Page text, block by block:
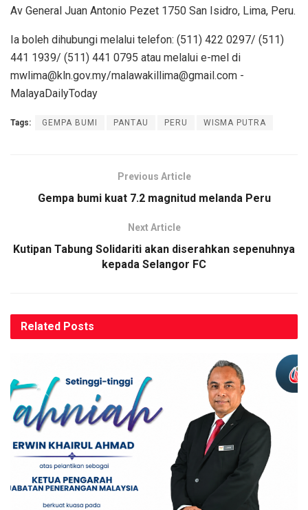
Av General Juan Antonio Pezet 1750 San Isidro, Lima, Peru.
Ia boleh dihubungi melalui telefon: (511) 422 0297/ (511)
441 1939/ (511) 441 0795 atau melalui e-mel di
mwlima@kln.gov.my/malawakillima@gmail.com -
MalayaDailyToday
Tags: GEMPA BUMI PANTAU PERU WISMA PUTRA
Previous Article
Gempa bumi kuat 7.2 magnitud melanda Peru
Next Article
Kutipan Tabung Solidariti akan diserahkan sepenuhnya
kepada Selangor FC
Related Posts